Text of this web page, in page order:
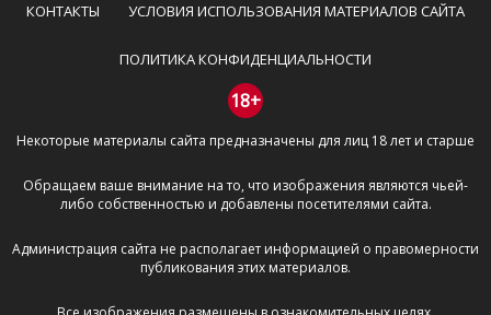
КОНТАКТЫ УСЛОВИЯ ИСПОЛЬЗОВАНИЯ МАТЕРИАЛОВ САЙТА
ПОЛИТИКА КОНФИДЕНЦИАЛЬНОСТИ
18+
Некоторые материалы сайта предназначены для лиц 18 лет и старше
Обращаем ваше внимание на то, что изображения являются чьей-
либо собственностью и добавлены посетителями сайта.
Администрация сайта не располагает информацией о правомерности
публикования этих материалов.